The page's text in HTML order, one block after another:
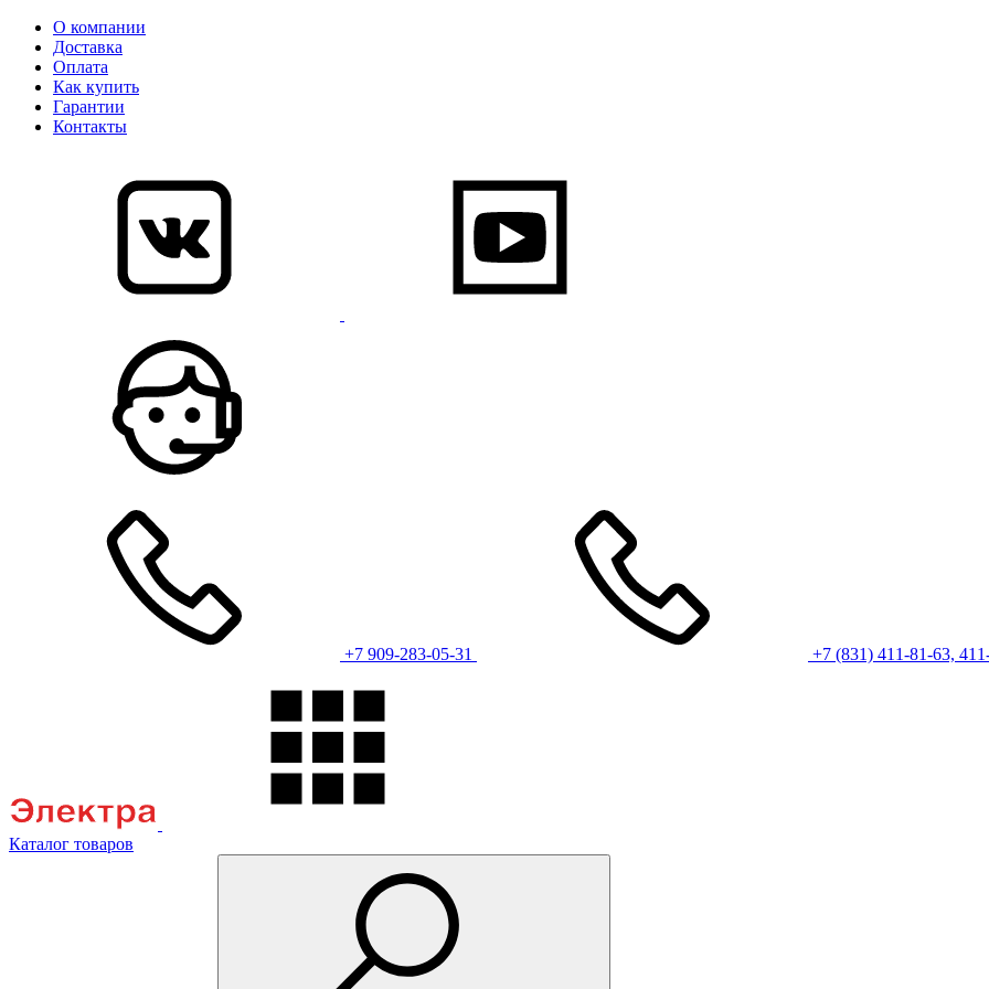
О компании
Доставка
Оплата
Как купить
Гарантии
Контакты
+7 909-283-05-31 +7 (831) 411-81-63,
Каталог товаров